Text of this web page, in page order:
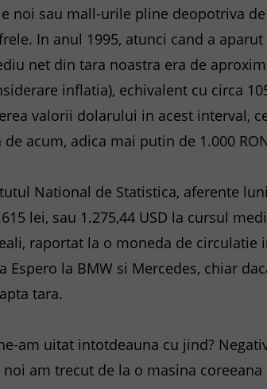
noi sau mall-urile pline deopotriva
In anul 1995, atunci cand a
net din tara noastra era de
inflatia), echivalent cu circa
valorii dolarului in acest interval,
acum, adica mai putin de 1.000
National de Statistica, aferente
lei, sau 1.275,44 USD la cursul
raportat la o moneda de circulatie
Espero la BMW si Mercedes, chiar
tara.
am uitat intotdeauna cu jind?
am trecut de la o masina